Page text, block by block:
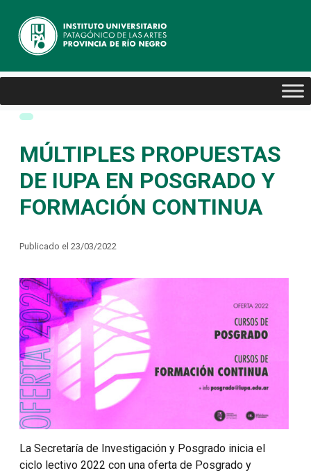
MÚLTIPLES PROPUESTAS
DE IUPA EN POSGRADO Y
FORMACIÓN CONTINUA
Publicado el 23/03/2022
La Secretaría de Investigación y Posgrado inicia el
ciclo lectivo 2022 con una oferta de Posgrado y